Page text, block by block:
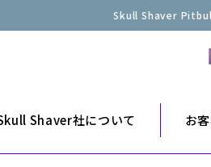
Skull Shaver Pitbull
Shaver社について お